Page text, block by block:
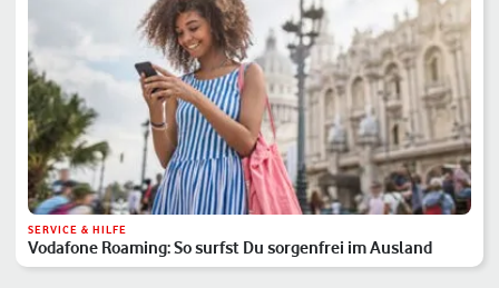
SERVICE & HILFE
Vodafone Roaming: So surfst Du sorgenfrei im Ausland